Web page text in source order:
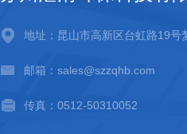
地址：昆山市高新区台虹路19号
邮箱：sales@szzqhb.com
传真：0512-50310052